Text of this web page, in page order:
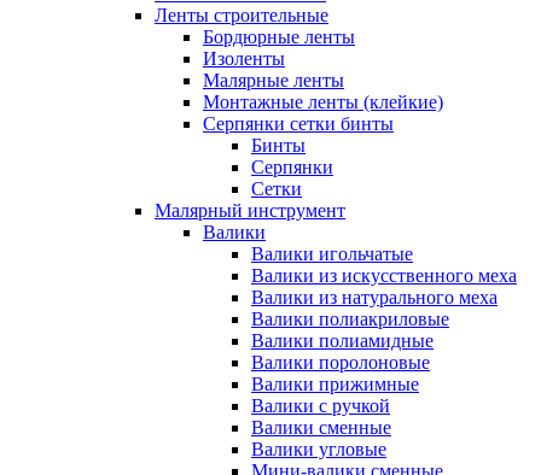
Ленты строительные
Бордюрные ленты
Изоленты
Малярные ленты
Монтажные ленты (клейкие)
Серпянки сетки бинты
Бинты
Серпянки
Сетки
Малярный инструмент
Валики
Валики игольчатые
Валики из искусственного меха
Валики из натурального меха
Валики полиакриловые
Валики полиамидные
Валики поролоновые
Валики прижимные
Валики с ручкой
Валики сменные
Валики угловые
Мини-валики сменные